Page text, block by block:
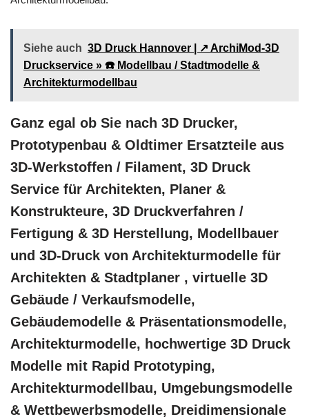
Siehe auch 3D Druck Hannover | ↗️ ArchiMod-3D
Druckservice » ☎️ Modellbau / Stadtmodelle &
Architekturmodellbau
Ganz egal ob Sie nach 3D Drucker,
Prototypenbau & Oldtimer Ersatzteile aus
3D-Werkstoffen / Filament, 3D Druck
Service für Architekten, Planer &
Konstrukteure, 3D Druckverfahren /
Fertigung & 3D Herstellung, Modellbauer
und 3D-Druck von Architekturmodelle für
Architekten & Stadtplaner , virtuelle 3D
Gebäude / Verkaufsmodelle,
Gebäudemodelle & Präsentationsmodelle,
Architekturmodelle, hochwertige 3D Druck
Modelle mit Rapid Prototyping,
Architekturmodellbau, Umgebungsmodelle
& Wettbewerbsmodelle, Dreidimensionale